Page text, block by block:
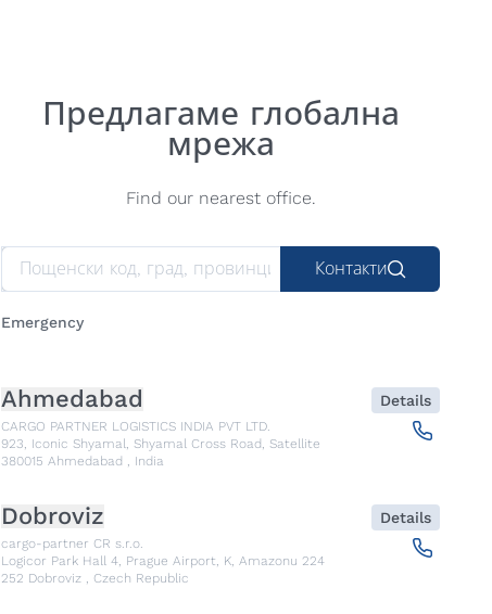
Предлагаме глобална
мрежа
Find our nearest office.
Контакти
Emergency
Ahmedabad
CARGO PARTNER LOGISTICS INDIA PVT LTD.
923, Iconic Shyamal, Shyamal Cross Road, Satellite
380015 Ahmedabad , India
Details
Dobroviz
cargo-partner CR s.r.o.
Logicor Park Hall 4, Prague Airport, K, Amazonu 224
252 Dobroviz , Czech Republic
Details